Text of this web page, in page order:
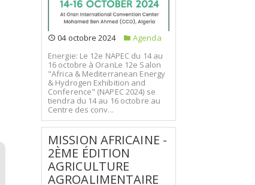
04 octobre 2024
Agenda
Energie: Le 12e NAPEC du 14 au
16 octobre à OranLe 12e Salon
"Africa & Mediterranean Energy
& Hydrogen Exhibition and
Conference" (NAPEC 2024) se
tiendra du 14 au 16 octobre au
Centre des conv...
MISSION AFRICAINE -
2ÈME ÉDITION
AGRICULTURE
AGROALIMENTAIRE